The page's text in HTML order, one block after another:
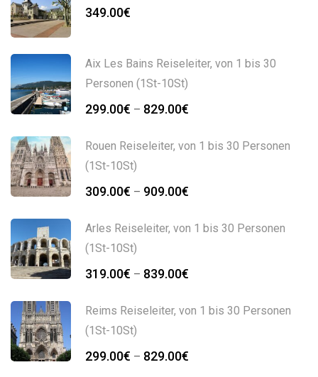
349.00€
Aix Les Bains Reiseleiter, von 1 bis 30
Personen (1St-10St)
299.00€ – 829.00€
bis
Rouen Reiseleiter, von 1 bis 30 Personen
(1St-10St)
309.00€ – 909.00€
bis
Arles Reiseleiter, von 1 bis 30 Personen
(1St-10St)
319.00€ – 839.00€
bis
Reims Reiseleiter, von 1 bis 30 Personen
(1St-10St)
299.00€ – 829.00€